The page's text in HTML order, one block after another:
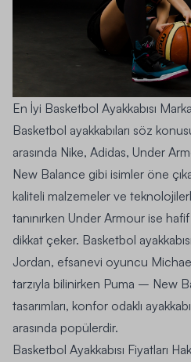
En İyi Basketbol Ayakkabısı
Basketbol ayakkabıları söz
arasında Nike, Adidas, Under
New Balance gibi isimler öne
kaliteli malzemeler ve
tanınırken Under Armour ise
dikkat çeker. Basketbol
Jordan, efsanevi oyuncu Michael
tarzıyla bilinirken Puma – New
tasarımları, konfor odaklı
arasında popülerdir.
Basketbol Ayakkabısı Fiyatları